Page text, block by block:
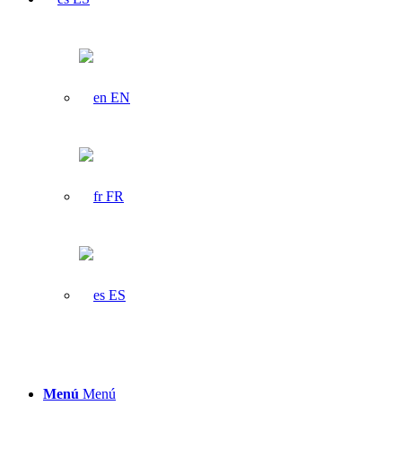
EN
FR
ES
Menú Menú